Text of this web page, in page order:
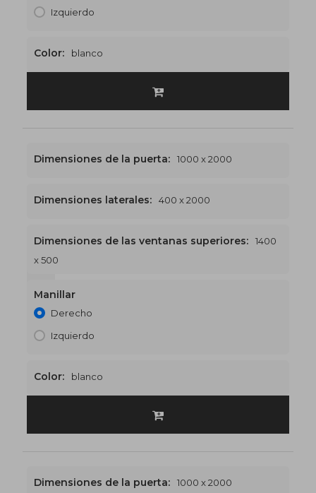
Izquierdo
Color: blanco
Dimensiones de la puerta: 1000 x 2000
Dimensiones laterales: 400 x 2000
Dimensiones de las ventanas superiores:
1400
x 500
Manillar
Derecho
Izquierdo
Color: blanco
Dimensiones de la puerta: 1000 x 2000